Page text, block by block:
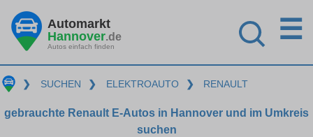
Automarkt
Hannover.de
Autos einfach finden
☰
❯ SUCHEN ❯ ELEKTROAUTO ❯ RENAULT
gebrauchte Renault E-Autos in Hannover und im Umkreis
suchen